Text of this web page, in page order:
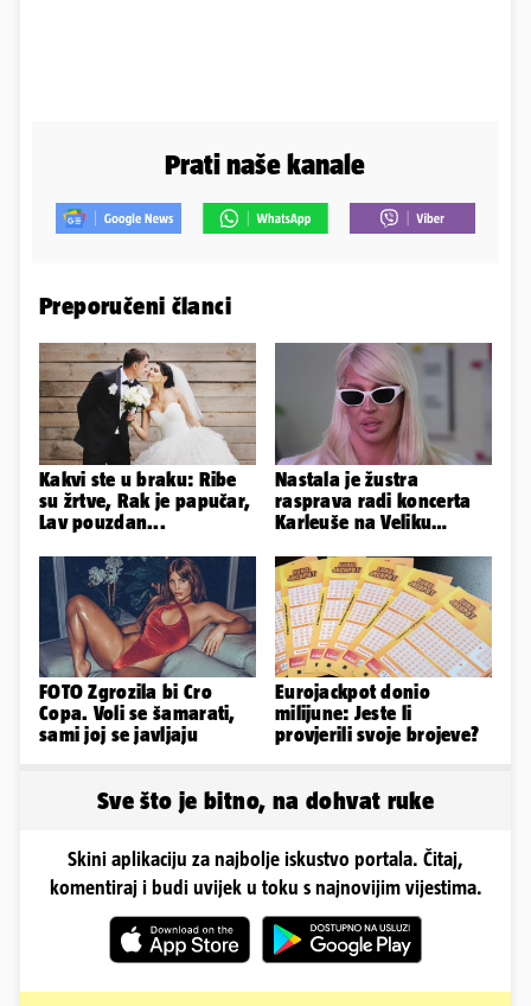
Prati naše kanale
Preporučeni članci
Kakvi ste u braku: Ribe
su žrtve, Rak je papučar,
Lav pouzdan...
Nastala je žustra
rasprava radi koncerta
Karleuše na Veliku
organizatori
FOTO Zgrozila bi Cro
Copa. Voli se šamarati,
sami joj se javljaju
Eurojackpot donio
milijune: Jeste li
provjerili svoje brojeve?
Sve što je bitno, na dohvat ruke
Skini aplikaciju za najbolje iskustvo portala. Čitaj,
komentiraj i budi uvijek u toku s najnovijim vijestima.